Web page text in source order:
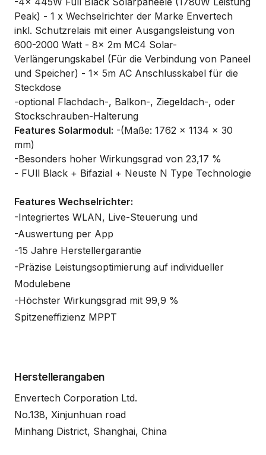
Peak) - 1 x Wechselrichter der Marke Envertech
inkl. Schutzrelais mit einer Ausgangsleistung von
600-2000 Watt - 8x 2m MC4 Solar-
Verlängerungskabel (Für die Verbindung von Paneel
und Speicher) - 1x 5m AC Anschlusskabel für die
Steckdose
-optional Flachdach-, Balkon-, Ziegeldach-, oder
Stockschrauben-Halterung
Features Solarmodul: -(Maße: 1762 × 1134 × 30
mm)
-Besonders hoher Wirkungsgrad von 23,17 %
- FUll Black + Bifazial + Neuste N Type Technologie
Features Wechselrichter:
-Integriertes WLAN, Live-Steuerung und
-Auswertung per App
-15 Jahre Herstellergarantie
-Präzise Leistungsoptimierung auf individueller
Modulebene
-Höchster Wirkungsgrad mit 99,9 %
Spitzeneffizienz MPPT
Herstellerangaben
Envertech Corporation Ltd.
No.138, Xinjunhuan road
Minhang District, Shanghai, China